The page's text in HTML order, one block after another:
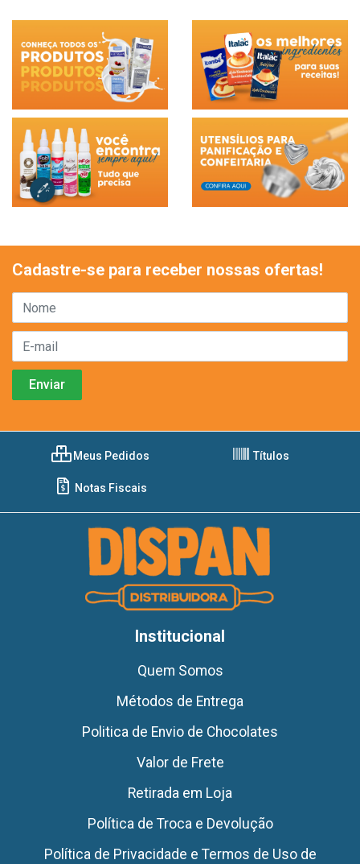
Cadastre-se para receber nossas ofertas!
Meus Pedidos Títulos
Notas Fiscais
Institucional
Quem Somos
Métodos de Entrega
Politica de Envio de Chocolates
Valor de Frete
Retirada em Loja
Política de Troca e Devolução
Política de Privacidade e Termos de Uso de